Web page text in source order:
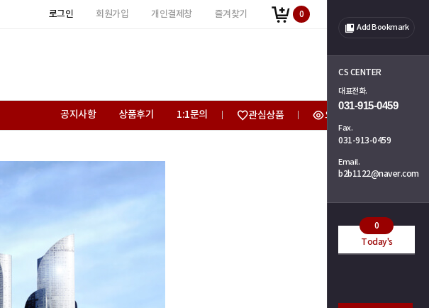
로그인 회원가입 개인결제창 즐겨찾기 0
공지사항 상품후기 1:1문의 관심상품 오늘 본 상품
Add Bookmark
CS CENTER
대표전화.
031-915-0459
Fax.
031-913-0459
Email.
b2b1122@naver.com
Today's
0